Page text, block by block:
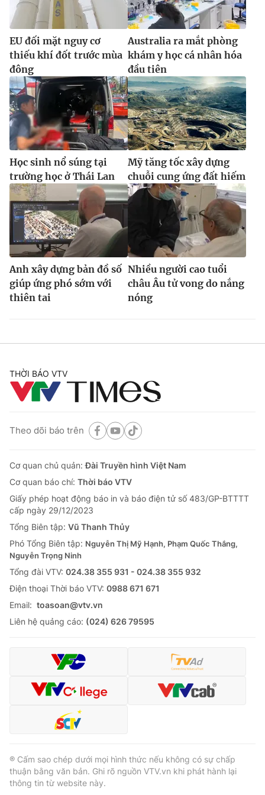
EU đối mặt nguy cơ
thiếu khí đốt trước mùa
đông
Australia ra mắt phòng
khám y học cá nhân hóa
đầu tiên
Học sinh nổ súng tại
trường học ở Thái Lan
Mỹ tăng tốc xây dựng
chuỗi cung ứng đất hiếm
Anh xây dựng bản đồ số
giúp ứng phó sớm với
thiên tai
Nhiều người cao tuổi
châu Âu tử vong do nắng
nóng
THỜI BÁO VTV
Theo dõi báo trên
Cơ quan chủ quản:Đài Truyền hình Việt Nam
Cơ quan báo chí: Thời báo VTV
Giấy phép hoạt động báo in và báo điện tử số 483/GP-BTTTT
cấp ngày 29/12/2023
Tổng Biên tập: Vũ Thanh Thủy
Phó Tổng Biên tập: Nguyễn Thị Mỹ Hạnh, Phạm Quốc Thắng,
Nguyễn Trọng Ninh
Tổng đài VTV: 024.38 355 931 - 024.38 355 932
Ðiện thoại Thời báo VTV: 0988 671 671
Email: toasoan@vtv.vn
Liên hệ quảng cáo: (024) 626 79595
® Cấm sao chép dưới mọi hình thức nếu không có sự chấp
thuận bằng văn bản. Ghi rõ nguồn VTV.vn khi phát hành lại
thông tin từ website này.